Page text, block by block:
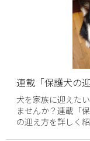
連載「保護犬の迎
犬を家族に迎えた
ませんか？連載「
の迎え方を詳しく